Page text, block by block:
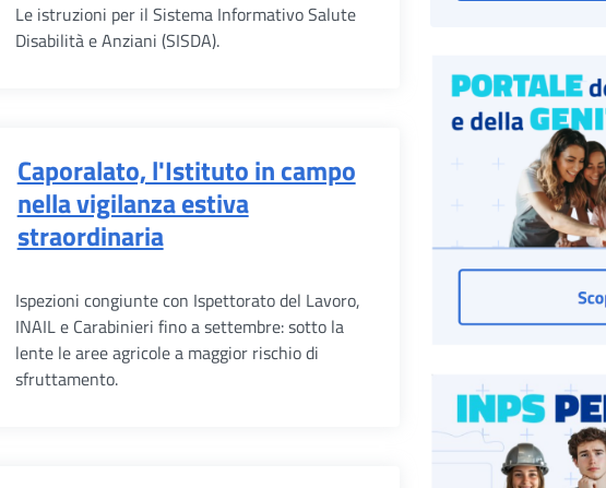
Le istruzioni per il Sistema Informativo Salute
Disabilità e Anziani (SISDA).
Caporalato, l'Istituto in campo
nella vigilanza estiva
straordinaria
Ispezioni congiunte con Ispettorato del Lavoro,
INAIL e Carabinieri fino a settembre: sotto la
lente le aree agricole a maggior rischio di
sfruttamento.